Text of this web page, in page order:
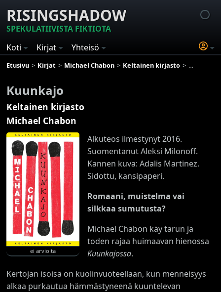
RISINGSHADOW
SPEKULATIIVISTA FIKTIOTA
Koti
Kirjat Yhteisö
Etusivu Kirjat Michael Chabon Keltainen kirjasto Kuunkajo
Kuunkajo
Keltainen kirjasto
Michael Chabon
ei arvioita
Alkuteos ilmestynyt 2016.
Suomentanut Aleksi Milonoff.
Kannen kuva: Adalis Martinez.
Sidottu, kansipaperi.
Romaani, muistelma vai
silkkaa sumutusta?
Michael Chabon käy tarun ja
toden rajaa huimaavan hienossa
Kuunkajossa.
Kertojan isoisä on kuolinvuoteellaan, kun menneisyys
alkaa purkautua hämmästyneenä kuuntelevan